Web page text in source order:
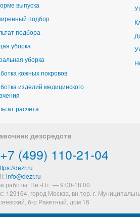
выпуска
подбор
подбора
уборка
уборка
кожных покровов
изделий медицинского
расчета
дезсредств
+7 (499) 110-21-04
dezr.ru
работы: Пн.-Пт. — 9:00-18:00
129164, город Москва, вн.тер. г.
б-р Ракетный, дом 16